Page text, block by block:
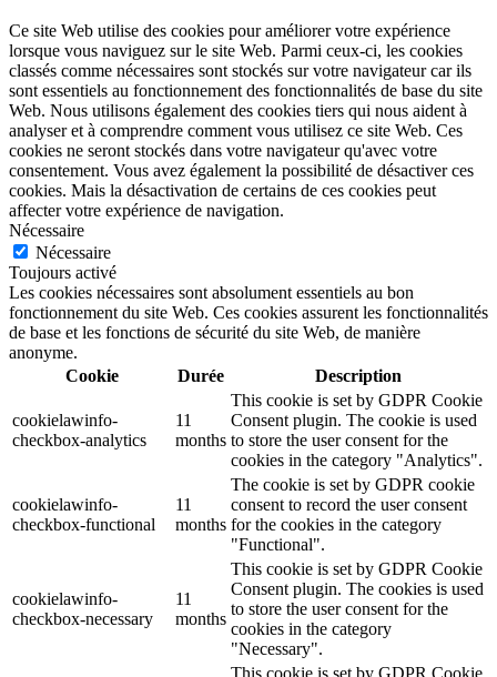
Ce site Web utilise des cookies pour améliorer votre expérience
lorsque vous naviguez sur le site Web. Parmi ceux-ci, les cookies
classés comme nécessaires sont stockés sur votre navigateur car ils
sont essentiels au fonctionnement des fonctionnalités de base du site
Web. Nous utilisons également des cookies tiers qui nous aident à
analyser et à comprendre comment vous utilisez ce site Web. Ces
cookies ne seront stockés dans votre navigateur qu'avec votre
consentement. Vous avez également la possibilité de désactiver ces
cookies. Mais la désactivation de certains de ces cookies peut
affecter votre expérience de navigation.
Nécessaire
Nécessaire
Toujours activé
Les cookies nécessaires sont absolument essentiels au bon
fonctionnement du site Web. Ces cookies assurent les fonctionnalités
de base et les fonctions de sécurité du site Web, de manière
anonyme.
Cookie
Durée Description
cookielawinfo-
checkbox-analytics
11
months
This cookie is set by GDPR Cookie
Consent plugin. The cookie is used
to store the user consent for the
cookies in the category "Analytics".
cookielawinfo-
checkbox-functional
11
months
The cookie is set by GDPR cookie
consent to record the user consent
for the cookies in the category
"Functional".
cookielawinfo-
checkbox-necessary
11
months
This cookie is set by GDPR Cookie
Consent plugin. The cookies is used
to store the user consent for the
cookies in the category
"Necessary".
This cookie is set by GDPR Cookie